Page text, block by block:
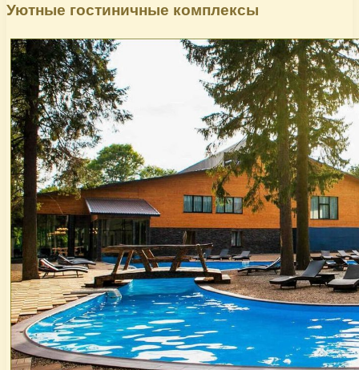
Уютные гостиничные комплексы